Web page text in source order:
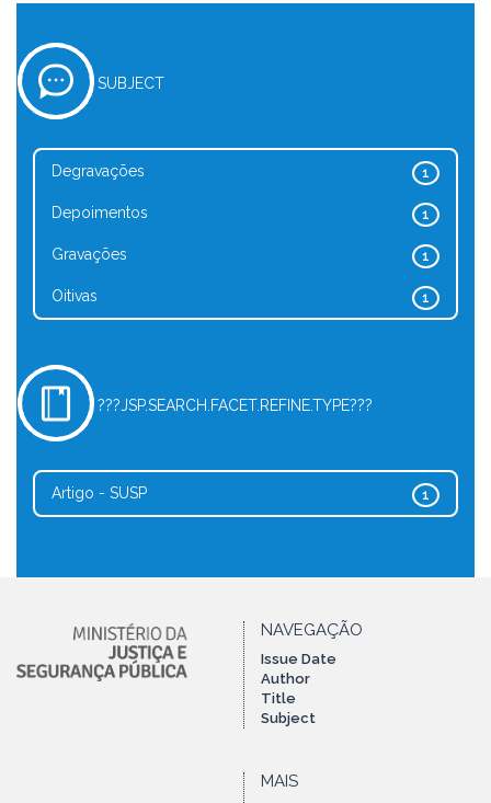
SUBJECT
1
Degravações
1
Depoimentos
1
Gravações
1
Oitivas
???JSP.SEARCH.FACET.REFINE.TYPE???
1
Artigo - SUSP
NAVEGAÇÃO
Issue Date
Author
Title
Subject
MAIS